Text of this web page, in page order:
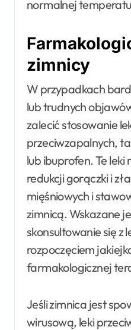
normalnej
zimnicy
W przypadkach
lub trudnych
zalecić stosowanie
przeciwzapalnych,
lub ibuprofen. Te
redukcji gorączki i
mięśniowych i
zimnicą. Wskazane
skonsultowanie się z
rozpoczęciem
farmakologicznej
Jeśli zimnica jest
wirusową, leki